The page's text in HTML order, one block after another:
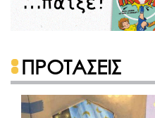
ΠΡΟΤΑΣΕΙΣ